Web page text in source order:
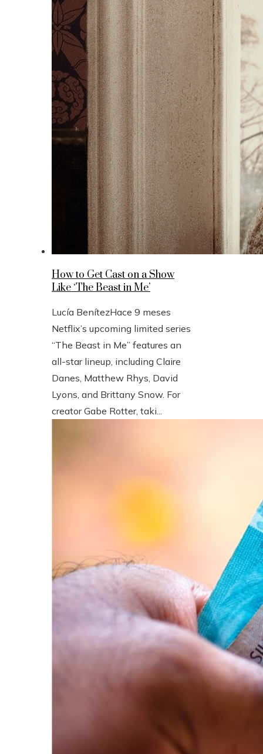
How to Get Cast on a Show
Like ‘The Beast in Me’
Lucía BenítezHace 9 meses
Netflix’s upcoming limited series
“The Beast in Me” features an
all-star lineup, including Claire
Danes, Matthew Rhys, David
Lyons, and Brittany Snow. For
creator Gabe Rotter, taki...